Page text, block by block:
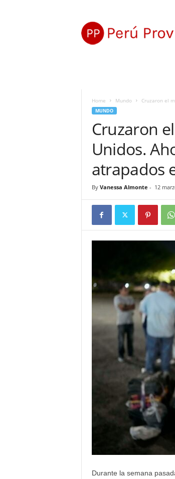
r
ú
Home Mundo Cruzaron el
MUNDO
Cruzaron
Unidos.
atrapados
By Vanessa Almonte - 12
Durante la semana